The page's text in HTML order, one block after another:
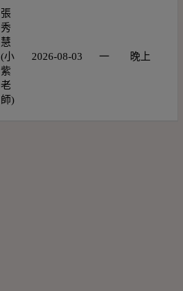
張
秀
慧
(小
紫
老
師)
2026-08-03 一 晚上